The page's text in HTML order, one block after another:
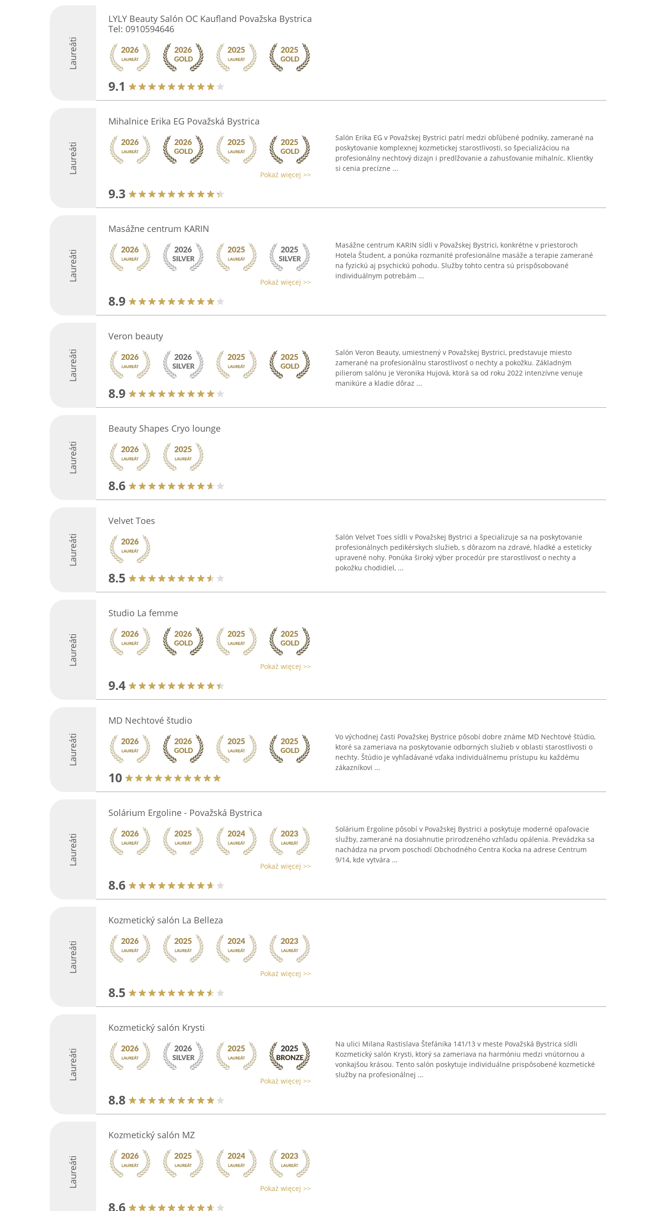
Laureáti
LYLY Beauty Salón OC Kaufland Považska Bystrica
Tel: 0910594646
9.1
Laureáti
Mihalnice Erika EG Považská Bystrica
Pokaż więcej >>
9.3
Salón Erika EG v Považskej Bystrici patrí medzi obľúbené podniky, zamerané na
poskytovanie komplexnej kozmetickej starostlivosti, so špecializáciou na
profesionálny nechtový dizajn i predlžovanie a zahusťovanie mihalníc. Klientky
si cenia precízne ...
Laureáti
Masážne centrum KARIN
Pokaż więcej >>
8.9
Masážne centrum KARIN sídli v Považskej Bystrici, konkrétne v priestoroch
Hotela Študent, a ponúka rozmanité profesionálne masáže a terapie zamerané
na fyzickú aj psychickú pohodu. Služby tohto centra sú prispôsobované
individuálnym potrebám ...
Laureáti
Veron beauty
8.9
Salón Veron Beauty, umiestnený v Považskej Bystrici, predstavuje miesto
zamerané na profesionálnu starostlivosť o nechty a pokožku. Základným
pilierom salónu je Veronika Hujová, ktorá sa od roku 2022 intenzívne venuje
manikúre a kladie dôraz ...
Laureáti
Beauty Shapes Cryo lounge
8.6
Laureáti
Velvet Toes
8.5
Salón Velvet Toes sídli v Považskej Bystrici a špecializuje sa na poskytovanie
profesionálnych pedikérskych služieb, s dôrazom na zdravé, hladké a esteticky
upravené nohy. Ponúka široký výber procedúr pre starostlivosť o nechty a
pokožku chodidiel, ...
Laureáti
Studio La femme
Pokaż więcej >>
9.4
Laureáti
MD Nechtové študio
10
Vo východnej časti Považskej Bystrice pôsobí dobre známe MD Nechtové štúdio,
ktoré sa zameriava na poskytovanie odborných služieb v oblasti starostlivosti o
nechty. Štúdio je vyhľadávané vďaka individuálnemu prístupu ku každému
zákazníkovi ...
Laureáti
Solárium Ergoline - Považská Bystrica
Pokaż więcej >>
8.6
Solárium Ergoline pôsobí v Považskej Bystrici a poskytuje moderné opaľovacie
služby, zamerané na dosiahnutie prirodzeného vzhľadu opálenia. Prevádzka sa
nachádza na prvom poschodí Obchodného Centra Kocka na adrese Centrum
9/14, kde vytvára ...
Laureáti
Kozmetický salón La Belleza
Pokaż więcej >>
8.5
Laureáti
Kozmetický salón Krysti
Pokaż więcej >>
8.8
Na ulici Milana Rastislava Štefánika 141/13 v meste Považská Bystrica sídli
Kozmetický salón Krysti, ktorý sa zameriava na harmóniu medzi vnútornou a
vonkajšou krásou. Tento salón poskytuje individuálne prispôsobené kozmetické
služby na profesionálnej ...
Laureáti
Kozmetický salón MZ
Pokaż więcej >>
8.6